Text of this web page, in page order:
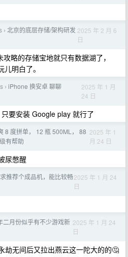
› 北京的底层存储/架构研发 2025 年 2 月 6
日
略的存储宝地就只有数据湖了，
明白了。
› iPhone 换安卓 聊聊
2025 年 1 月
24 日
要安装 Google play 就行了
8 度拼单， 12 瓶 500ML， 88
有帮助
2025 年 1
月 24 日
尿憋醒
求推荐个成品机，能比较畅2025 年 1 月 24
日
二月份似乎有不少游戏新 2025 年 1 月 24
日
劫无间后又拉出燕云这一陀大的的🤔